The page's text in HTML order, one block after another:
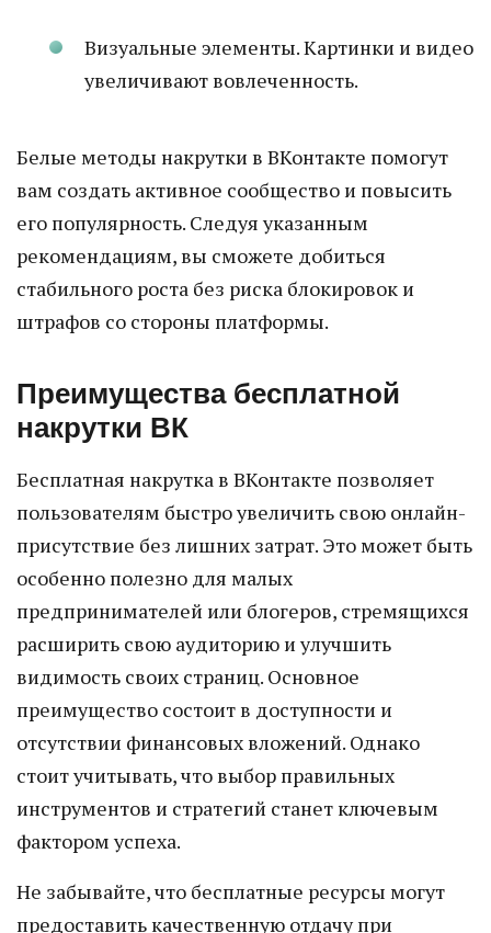
Визуальные элементы. Картинки и видео
увеличивают вовлеченность.
Белые методы накрутки в ВКонтакте помогут
вам создать активное сообщество и повысить
его популярность. Следуя указанным
рекомендациям, вы сможете добиться
стабильного роста без риска блокировок и
штрафов со стороны платформы.
Преимущества бесплатной
накрутки ВК
Бесплатная накрутка в ВКонтакте позволяет
пользователям быстро увеличить свою онлайн-
присутствие без лишних затрат. Это может быть
особенно полезно для малых
предпринимателей или блогеров, стремящихся
расширить свою аудиторию и улучшить
видимость своих страниц. Основное
преимущество состоит в доступности и
отсутствии финансовых вложений. Однако
стоит учитывать, что выбор правильных
инструментов и стратегий станет ключевым
фактором успеха.
Не забывайте, что бесплатные ресурсы могут
предоставить качественную отдачу при